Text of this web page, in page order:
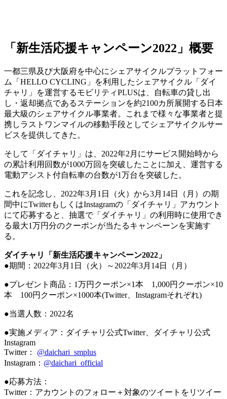
「新生活応援キャンペーン2022」概要
一都三県及び大阪府を中心にシェアサイクルプラットフォー
ム「HELLO CYCLING」を利用したシェアサイクル「ダイ
チャリ」を運営するモビリティPLUSは、自転車の貸し出
し・返却拠点であるステーションを約2100カ所展開する日本
最大級のシェアサイクル事業者。これまで様々な事業者と提
携しラストワンマイルの移動手段としてシェアサイクルサー
ビスを提供してきた。
そして「ダイチャリ」は、2022年2月にサービス開始時から
の累計利用回数が1000万回を突破したことに加え、運営する
電動アシスト付自転車の台数が1万台を突破した。
これを記念し、2022年3月1日（火）から3月14日（月）の期
間中にTwitterもしくはInstagramの「ダイチャリ」アカウント
にて応募すると、抽選で「ダイチャリ」の利用時に使用でき
る最大1万円分のクーポンが当たるキャンペーンを実施す
る。
ダイチャリ「新生活応援キャンペーン2022」
●期間：2022年3月1日（火）～2022年3月14日（月）
●プレゼント商品：1万円クーポン×1本 1,000円クーポン×10
本 100円クーポン×1000本(Twitter、Instagramそれぞれ)
●当選人数：2022名
●実施メディア：ダイチャリ公式Twitter、ダイチャリ公式
Instagram
Twitter： @daichari_smplus
Instagram： @daichari_official
●応募方法：
Twitter：アカウントのフォロー＋対象のツイートをリツイー